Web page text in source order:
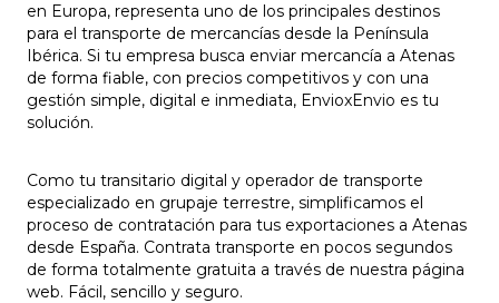
en Europa, representa uno de los principales destinos
para el transporte de mercancías desde la Península
Ibérica. Si tu empresa busca enviar mercancía a Atenas
de forma fiable, con precios competitivos y con una
gestión simple, digital e inmediata, EnvioxEnvio es tu
solución.
Como tu transitario digital y operador de transporte
especializado en grupaje terrestre, simplificamos el
proceso de contratación para tus exportaciones a Atenas
desde España. Contrata transporte en pocos segundos
de forma totalmente gratuita a través de nuestra página
web. Fácil, sencillo y seguro.